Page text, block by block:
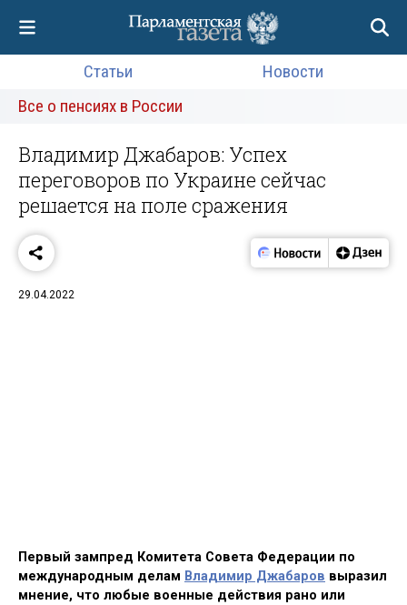
Статьи
Новости
Все о пенсиях в России
Владимир Джабаров: Успех
переговоров по Украине сейчас
решается на поле сражения
29.04.2022
Первый зампред Комитета Совета Федерации по
международным делам Владимир Джабаров выразил
мнение, что любые военные действия рано или